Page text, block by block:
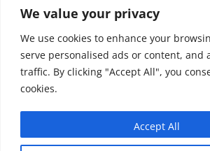
We value your privacy
We use cookies to enhance your
serve personalised ads or content, and
traffic. By clicking "Accept All", you
cookies.
Accept All
Pulizia naturale della casa: 3
sostituiscono 10 prodotti chimici
Copyright © 2025 Biopianeta.it
Questo blog non è una testata
viene aggiornato senza alcuna